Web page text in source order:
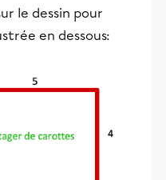
le dessin pour
en dessous: